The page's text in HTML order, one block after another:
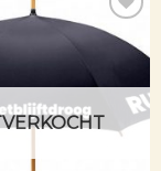
Toevoegen
aan
verlanglijst